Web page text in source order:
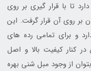
تا با قرار گیری بر روی
بر روی آن قرار گرفت. این
و برای تمامی رده های
کنار کیفیت بالا و اصل
از وجود مبل شنی بهره